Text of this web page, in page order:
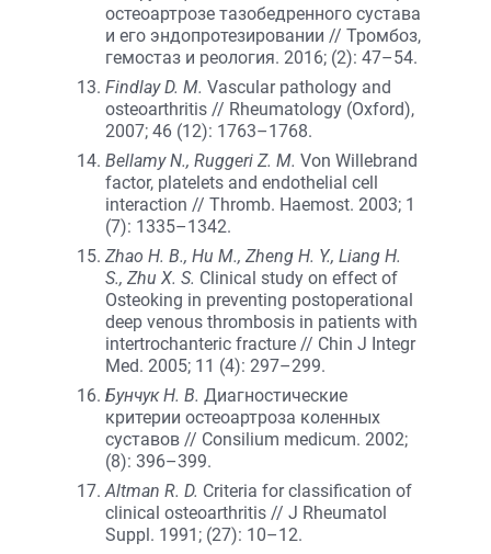
остеоартрозе тазобедренного сустава
и его эндопротезировании // Тромбоз,
гемостаз и реология. 2016; (2): 47–54.
Findlay D. M. Vascular pathology and
osteoarthritis // Rheumatology (Oxford),
2007; 46 (12): 1763–1768.
Bellamy N., Ruggeri Z. M. Von Willebrand
factor, platelets and endothelial cell
interaction // Thromb. Haemost. 2003; 1
(7): 1335–1342.
Zhao H. B., Hu M., Zheng H. Y., Liang H.
S., Zhu X. S. Clinical study on effect of
Osteoking in preventing postoperational
deep venous thrombosis in patients with
intertrochanteric fracture // Chin J Integr
Med. 2005; 11 (4): 297–299.
Бунчук Н. В. Диагностические
критерии остеоартроза коленных
суставов // Consilium medicum. 2002;
(8): 396–399.
Altman R. D. Criteria for classification of
clinical osteoarthritis // J Rheumatol
Suppl. 1991; (27): 10–12.